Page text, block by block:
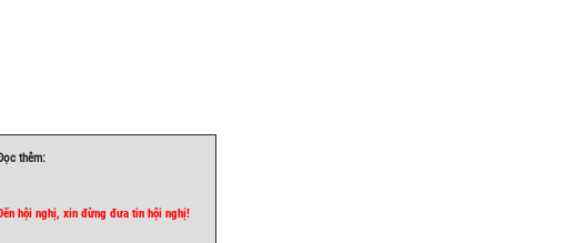
thêm:
hội nghị, xin đừng đưa tin hội nghị!